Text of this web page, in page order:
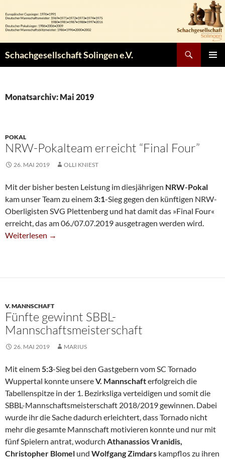
Inhalt
springen
Schachgesellschaft Solingen e.V.
Monatsarchiv: Mai 2019
POKAL
NRW-Pokalteam erreicht “Final Four”
26. MAI 2019 OLLI KNIEST
Mit der bisher besten Leistung im diesjährigen NRW-Pokal
kam unser Team zu einem 3:1-Sieg gegen den künftigen NRW-
Oberligisten SVG Plettenberg und hat damit das »Final Four«
erreicht, das am 06./07.07.2019 ausgetragen werden wird.
NRW-Pokalteam Erreicht “Final Four”
Weiterlesen →
V. MANNSCHAFT
Fünfte gewinnt SBBL-
Mannschaftsmeisterschaft
26. MAI 2019 MARIUS
Mit einem5:3-Sieg bei den Gastgebern vom SC Tornado
Wuppertal konnte unsereV. Mannschafterfolgreich die
Tabellenspitze in der 1. Bezirksliga verteidigen und somit die
SBBL-Mannschaftsmeisterschaft 2018/2019 gewinnen. Dabei
wurde ihr die Sache dadurch erleichtert, dass Tornado nicht
mehr die gesamte Mannschaft motivieren konnte und nur mit
fünf Spielern antrat, wodurch Athanassios Vranidis,
Christopher Blomel und Wolfgang Zimdars kampflos zu ihren